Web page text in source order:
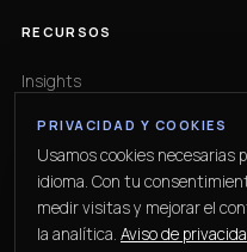
RECURSOS
Insights
PRIVACIDAD Y COOKIES
Usamos cookies necesarias
idioma. Con tu
medir visitas y mejorar el
la analítica. Aviso de